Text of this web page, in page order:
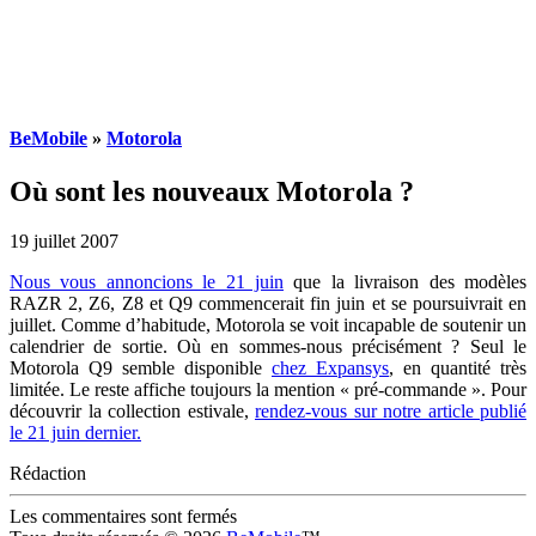
BeMobile » Motorola
Où sont les nouveaux Motorola ?
19 juillet 2007
Nous vous annoncions le 21 juin que la livraison des modèles
RAZR 2, Z6, Z8 et Q9 commencerait fin juin et se poursuivrait en
juillet. Comme d’habitude, Motorola se voit incapable de soutenir un
calendrier de sortie. Où en sommes-nous précisément ? Seul le
Motorola Q9 semble disponible chez Expansys, en quantité très
limitée. Le reste affiche toujours la mention « pré-commande ». Pour
découvrir la collection estivale, rendez-vous sur notre article publié
le 21 juin dernier.
Rédaction
Les commentaires sont fermés